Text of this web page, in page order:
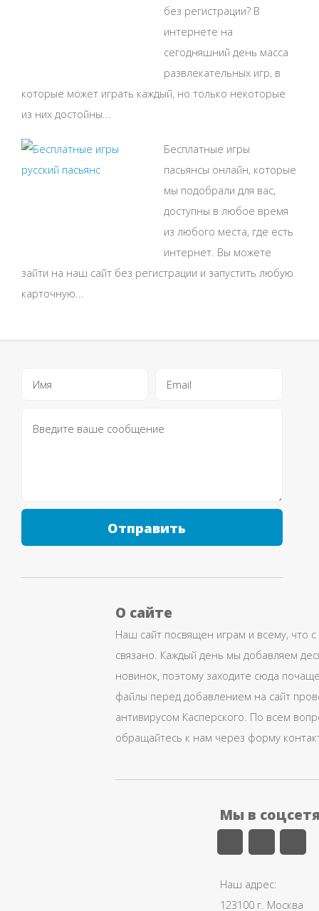
без регистрации? В
интернете на
сегодняшний день масса
развлекательных игр, в
которые может играть каждый, но только некоторые
из них достойны...
Бесплатные игры
пасьянсы онлайн, которые
мы подобрали для вас,
доступны в любое время
из любого места, где есть
интернет. Вы можете
зайти на наш сайт без регистрации и запустить любую
карточную...
Отправить
О сайте
Наш сайт посвящен играм и всему, что
связано. Каждый день мы добавляем
новинок, поэтому заходите сюда
файлы перед добавлением на сайт
антивирусом Касперского. По всем
обращайтесь к нам через форму
Мы в
Наш адрес:
123100 г. Москва